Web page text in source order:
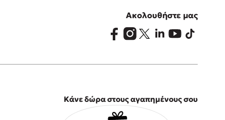
Ακολουθήστε μας
Κάνε δώρα στους αγαπημένους σου